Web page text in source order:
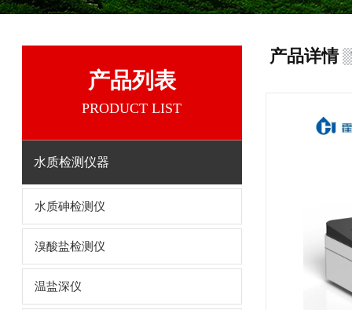
产品列表
PRODUCT LIST
水质检测仪器
水质砷检测仪
溴酸盐检测仪
温盐深仪
产品详情